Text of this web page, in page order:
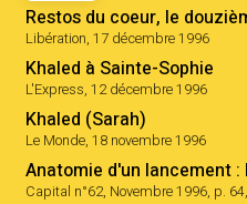
Restos du coeur, le
Libération, 17 décembre 1996
Khaled à Sainte-Sophie
L'Express, 12 décembre 1996
Khaled (Sarah)
Le Monde, 18 novembre 1996
Anatomie d'un lancement :
Capital n°62, Novembre 1996, p.